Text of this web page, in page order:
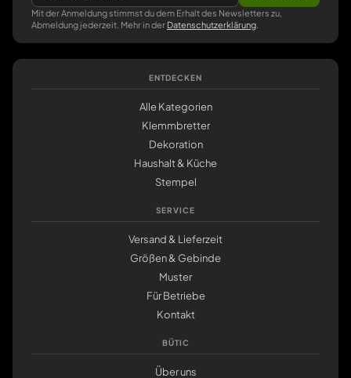
Mit der Anmeldung stimmst du dem Erhalt des Newsletters zu,
Abmeldung jederzeit. Mehr in der Datenschutzerklärung
ENTDECKEN
Alle Kategorien
Klemmbretter
Dekoration
Haushalt & Küche
Stempel
SERVICE
Versand & Lieferzeit
Größen & Gebinde
Muster
Für Betriebe
Kontakt
BÜTIC
Über uns